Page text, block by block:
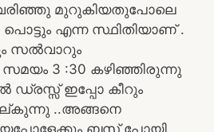
മുറുകിയതുപോലെ
പൊട്ടും എന്ന സ്ഥിതിയാണ് .
സൽവാറും
3 :30 കഴിഞ്ഞിരുന്നു
ഡ്രസ്സ് ഇപ്പോ കീറും
..അങ്ങനെ
ബസ് പോയി